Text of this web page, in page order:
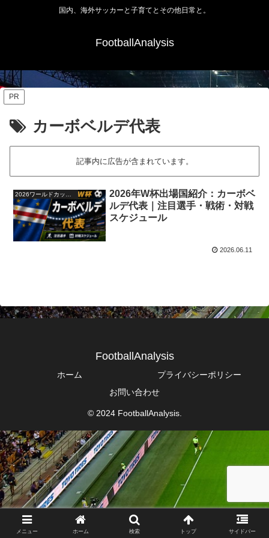
国内、海外サッカーと子育てとその他日常と。
FootballAnalysis
PR
カーボベルデ代表
記事内に広告が含まれています。
2026年W杯出場国紹介：カーボベ
ルデ代表｜注目選手・戦術・対戦
スケジュール
2026.06.11
FootballAnalysis
ホーム
プライバシーポリシー
お問い合わせ
© 2024 FootballAnalysis.
メニュー ホーム 検索 トップ サイドバー